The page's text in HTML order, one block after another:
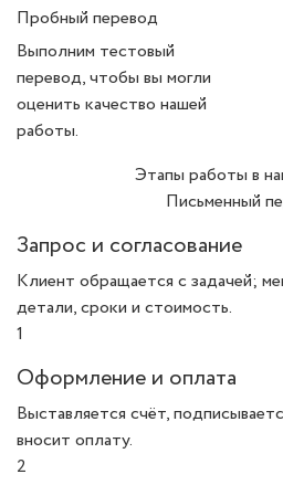
Пробный перевод
Выполним тестовый
перевод, чтобы вы могли
оценить качество нашей
работы.
Этапы работы в
Письменный
Запрос и согласование
Клиент обращается с задачей;
детали, сроки и стоимость.
1
Оформление и оплата
Выставляется счёт,
вносит оплату.
2